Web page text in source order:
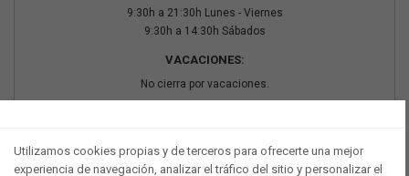
9:30h a 21:30h Lunes - Viernes
9:30h a 14:30h Sábados
VACACIONES:
No cierra por vacaciones.
Utilizamos cookies propias y de terceros para ofrecerte una mejor
experiencia de navegación, analizar el tráfico del sitio y personalizar el